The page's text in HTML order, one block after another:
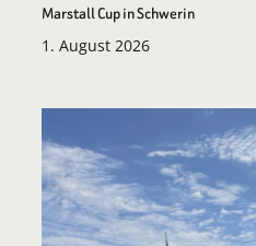
Marstall Cup in Schwerin
1. August 2026